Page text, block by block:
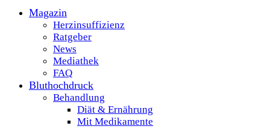
Magazin
Herzinsuffizienz
Ratgeber
News
Mediathek
FAQ
Bluthochdruck
Behandlung
Diät & Ernährung
Mit Medikamente